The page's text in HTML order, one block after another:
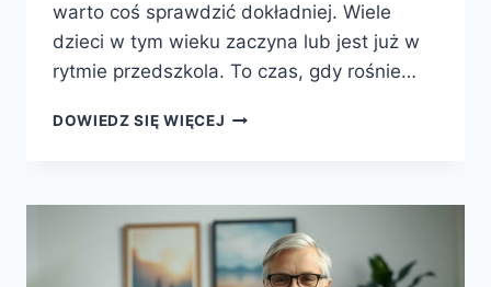
warto coś sprawdzić dokładniej. Wiele
dzieci w tym wieku zaczyna lub jest już w
rytmie przedszkola. To czas, gdy rośnie…
DOWIEDZ SIĘ WIĘCEJ CO
LATEK
–
KLUCZOWE
UMIEJĘTNOŚCI